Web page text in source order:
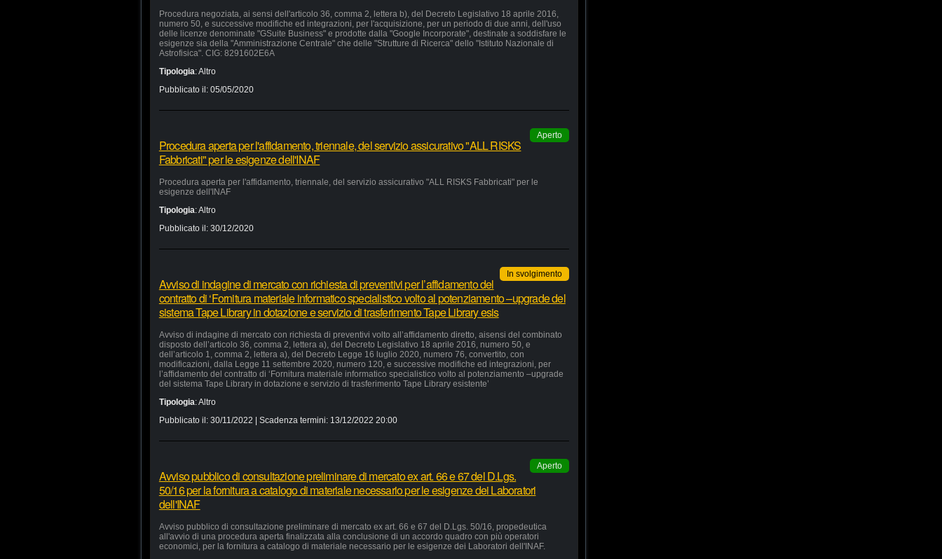
Procedura negoziata, ai sensi dell'articolo 36, comma 2, lettera b), del Decreto Legislativo 18 aprile 2016,
numero 50, e successive modifiche ed integrazioni, per l'acquisizione, per un periodo di due anni, dell'uso
delle licenze denominate "GSuite Business" e prodotte dalla "Google Incorporate", destinate a soddisfare le
esigenze sia della "Amministrazione Centrale" che delle "Strutture di Ricerca" dello "Istituto Nazionale di
Astrofisica". CIG: 8291602E6A
Tipologia:Altro
Pubblicato il: 05/05/2020
Aperto
Procedura aperta per l'affidamento, triennale, del servizio assicurativo "ALL RISKS
Fabbricati" per le esigenze dell'INAF
Procedura aperta per l'affidamento, triennale, del servizio assicurativo "ALL RISKS Fabbricati" per le
esigenze dell'INAF
Tipologia:Altro
Pubblicato il: 30/12/2020
In svolgimento
Avviso di indagine di mercato con richiesta di preventivi per l’affidamento del
contratto di ‘Fornitura materiale informatico specialistico volto al potenziamento –upgrade del
sistema Tape Library in dotazione e servizio di trasferimento Tape Library esis
Avviso di indagine di mercato con richiesta di preventivi volto all’affidamento diretto, aisensi del combinato
disposto dell’articolo 36, comma 2, lettera a), del Decreto Legislativo 18 aprile 2016, numero 50, e
dell’articolo 1, comma 2, lettera a), del Decreto Legge 16 luglio 2020, numero 76, convertito, con
modificazioni, dalla Legge 11 settembre 2020, numero 120, e successive modifiche ed integrazioni, per
l’affidamento del contratto di ‘Fornitura materiale informatico specialistico volto al potenziamento –upgrade
del sistema Tape Library in dotazione e servizio di trasferimento Tape Library esistente’
Tipologia:Altro
Pubblicato il: 30/11/2022 | Scadenza termini: 13/12/2022 20:00
Aperto
Avviso pubblico di consultazione preliminare di mercato ex art. 66 e 67 del D.Lgs.
50/16 per la fornitura a catalogo di materiale necessario per le esigenze dei Laboratori
dell'INAF
Avviso pubblico di consultazione preliminare di mercato ex art. 66 e 67 del D.Lgs. 50/16, propedeutica
all'avvio di una procedura aperta finalizzata alla conclusione di un accordo quadro con più operatori
economici, per la fornitura a catalogo di materiale necessario per le esigenze dei Laboratori dell'INAF.